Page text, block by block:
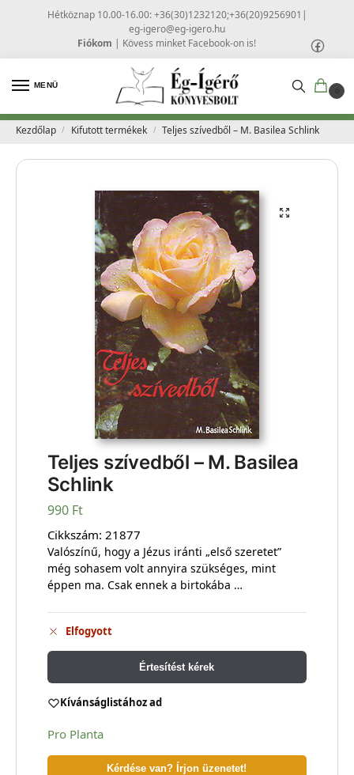
Hétköznap 10.00-16.00: +36(30)1232120;+36(20)9256901 |
eg-igero@eg-igero.hu
Fiókom | Kövess minket Facebook-on is!
MENÜ
0
Kezdőlap / Kifutott termékek / Teljes szívedből – M. Basilea Schlink
Teljes szívedből – M. Basilea
Schlink
990 Ft
Cikkszám: 21877
Valószínű, hogy a Jézus iránti „első szeretet”
még sohasem volt annyira szükséges, mint
éppen ma. Csak ennek a birtokába …
Elfogyott
Értesítést kérek
Kívánságlistához ad
Pro Planta
Kérdése van? Írjon üzenetet!